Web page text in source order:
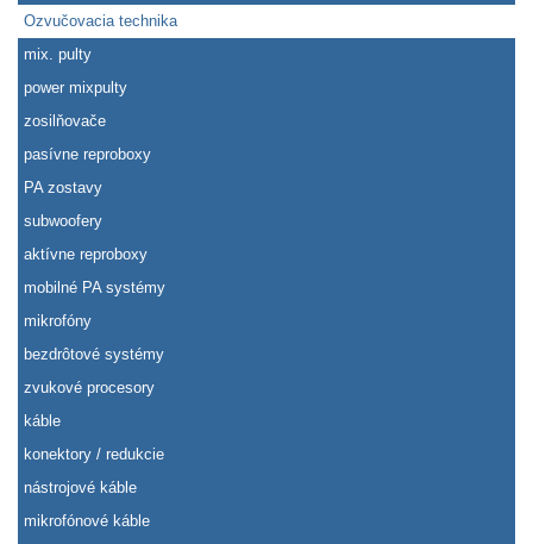
Ozvučovacia technika
mix. pulty
power mixpulty
zosilňovače
pasívne reproboxy
PA zostavy
subwoofery
aktívne reproboxy
mobilné PA systémy
mikrofóny
bezdrôtové systémy
zvukové procesory
káble
konektory / redukcie
nástrojové káble
mikrofónové káble